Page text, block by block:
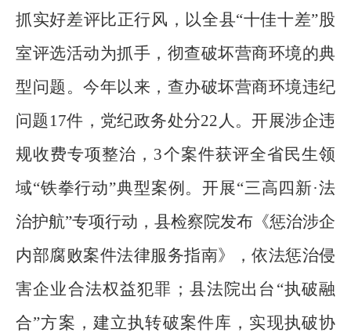
抓实好差评比正行风，以全县“十佳十差”股
室评选活动为抓手，彻查破坏营商环境的典
型问题。今年以来，查办破坏营商环境违纪
问题17件，党纪政务处分22 人。开展涉企违
规收费专项整治， 3个案件获评全省民生领
域“铁拳行动”典型案例。开展“三高四新·法
治护航”专项行动，县检察院发布《惩治涉企
内部腐败案件法律服务指南》，依法惩治侵
害企业合法权益犯罪；县法院出台 “执破融
合”方案，建立执转破案件库，实现执破协